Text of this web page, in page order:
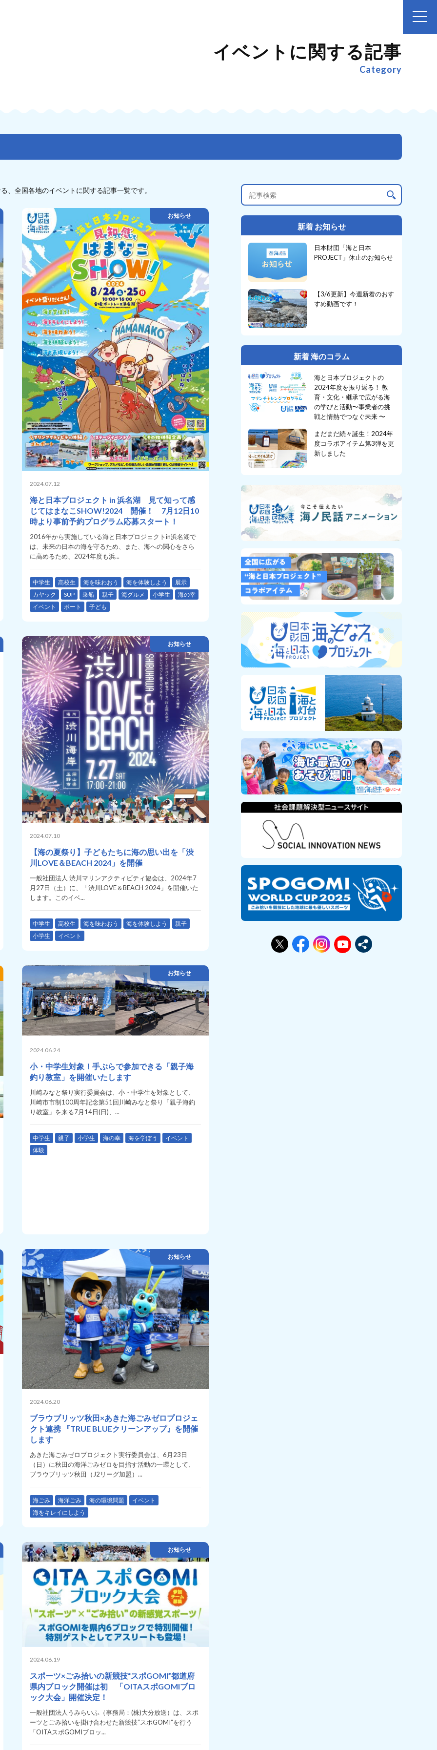
イベントに関する記事
Category
、全国各地のイベントに関する記事一覧です。
お知らせ
2024.07.12
海と日本プロジェクト in 浜名湖 見て知って感
じてはまなこSHOW!2024 開催！ 7月12日10
時より事前予約プログラム応募スタート！
2016年から実施している海と日本プロジェクトin浜名湖で
は、未来の日本の海を守るため、また、海への関心をさら
に高めるため、2024年度も浜...
中学生 高校生 海を味わおう 海を体験しよう
展示
カヤック
SUP 乗船 親子 海グルメ 小学生
海の幸
イベント
ボート 子ども
お知らせ
2024.07.10
【海の夏祭り】子どもたちに海の思い出を「渋
川LOVE＆BEACH 2024」を開催
一般社団法人 渋川マリンアクティビティ協会は、2024年7
月27日（土）に、「渋川LOVE＆BEACH 2024」を開催いた
します。このイベ...
中学生 高校生 海を味わおう 海を体験しよう
親子
小学生
イベント
お知らせ
2024.06.24
小・中学生対象！手ぶらで参加できる「親子海
釣り教室」を開催いたします
川崎みなと祭り実行委員会は、小・中学生を対象として、
川崎市市制100周年記念第51回川崎みなと祭り「親子海釣
り教室」を来る7月14日(日)、...
中学生 親子 小学生 海の幸 海を学ぼう
イベント
体験
お知らせ
2024.06.20
ブラウブリッツ秋田×あきた海ごみゼロプロジェ
クト連携 『TRUE BLUEクリーンアップ』を開催
します
あきた海ごみゼロプロジェクト実行委員会は、6月23日
（日）に秋田の海洋ごみゼロを目指す活動の一環として、
ブラウブリッツ秋田（J2リーグ加盟）...
海ごみ 海洋ごみ 海の環境問題
イベント
海をキレイにしよう
お知らせ
2024.06.19
スポーツ×ごみ拾いの新競技“スポGOMI”都道府
県内ブロック開催は初 「OITAスポGOMIブロ
ック大会」開催決定！
一般社団法人うみらいふ（事務局：(株)大分放送）は、スポ
ーツとごみ拾いを掛け合わせた新競技“スポGOMI”を行う
「OITAスポGOMIブロッ...
新着 お知らせ
日本財団「海と日本
PROJECT」休止のお知らせ
【3/6更新】今週新着のおす
すめ動画です！
新着 海のコラム
海と日本プロジェクトの
2024年度を振り返る！ 教
育・文化・継承で広がる海
の学びと活動〜事業者の挑
戦と情熱でつなぐ未来 〜
まだまだ続々誕生！2024年
度コラボアイテム第3弾を更
新しました